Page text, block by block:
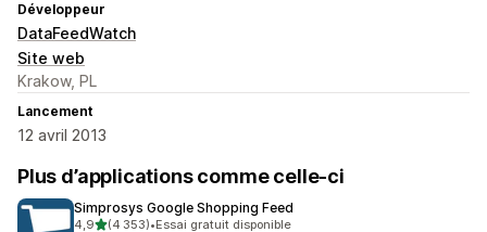
Développeur
DataFeedWatch
Site web
Krakow, PL
Lancement
12 avril 2013
Plus d’applications comme celle-ci
Simprosys Google Shopping Feed
4,9étoile(s) sur 5
(4 353)•Essai gratuit disponible